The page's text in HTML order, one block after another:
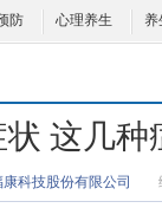
防 心理养生 养
这几种
科技股份有限公司